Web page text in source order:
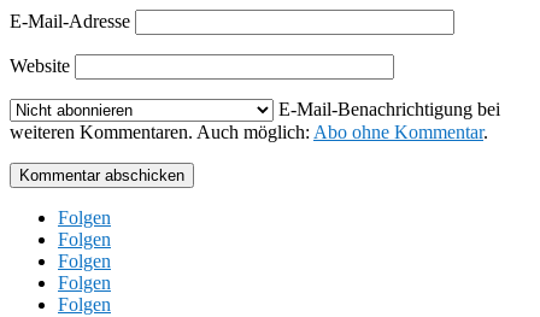
E-Mail-Adresse
Website
E-Mail-Benachrichtigung bei
weiteren Kommentaren. Auch möglich: Abo ohne Kommentar.
Kommentar abschicken
Folgen
Folgen
Folgen
Folgen
Folgen